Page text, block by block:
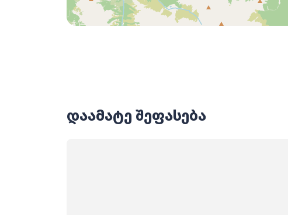
დაამატე შეფასება